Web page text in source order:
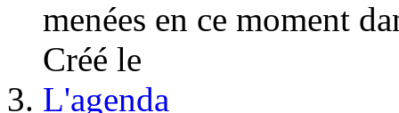
menées en ce moment
Créé le
3. L'agenda